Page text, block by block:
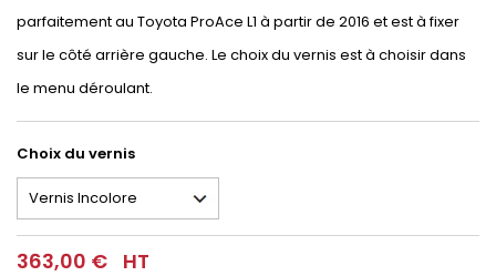
parfaitement au Toyota ProAce L1 à partir de 2016 et est à fixer
sur le côté arrière gauche. Le choix du vernis est à choisir dans
le menu déroulant.
Choix du vernis
363,00 € HT